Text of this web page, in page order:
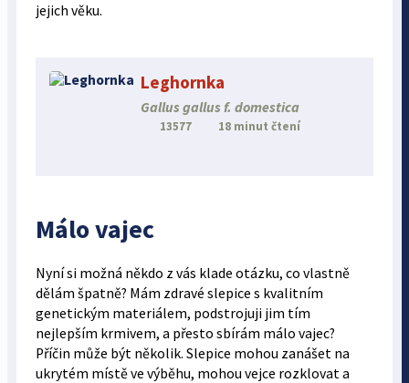
jejich věku.
Leghornka
Gallus gallus f. domestica
13577 18 minut čtení
Málo vajec
Nyní si možná někdo z vás klade otázku, co vlastně
dělám špatně? Mám zdravé slepice s kvalitním
genetickým materiálem, podstrojuji jim tím
nejlepším krmivem, a přesto sbírám málo vajec?
Příčin může být několik. Slepice mohou zanášet na
ukrytém místě ve výběhu, mohou vejce rozklovat a